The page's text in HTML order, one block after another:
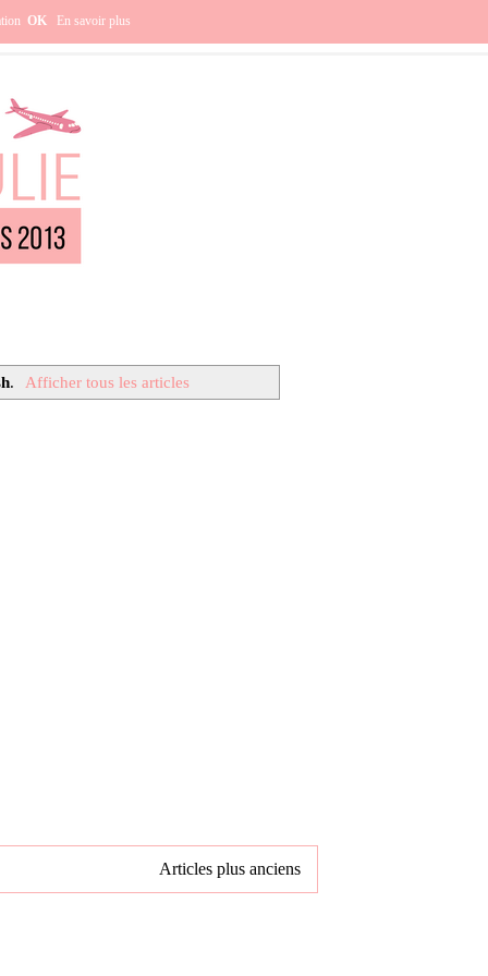
?
. Afficher tous les articles
Articles plus anciens
OK En savoir plus